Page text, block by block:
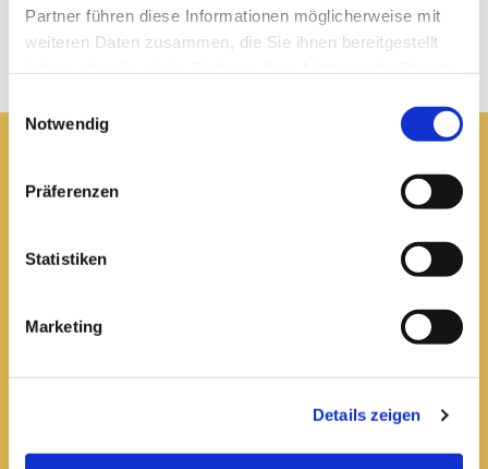
Partner führen diese Informationen möglicherweise mit
weiteren Daten zusammen, die Sie ihnen bereitgestellt
Notwendig
Präferenzen
Statistiken
Marketing
Details zeigen
Pfarrei St. Elisabeth Arnstadt
Büro Arnstadt